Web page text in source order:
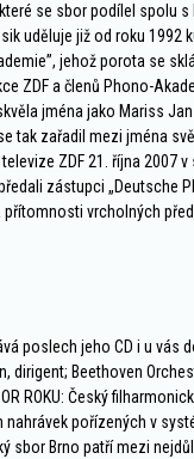
se sbor podílel spolu s
uděluje již od roku 1992
jehož porota se
ZDF a členů Phono-
jména jako Mariss
tak zařadil mezi jména
ZDF 21. října 2007
zástupci „Deutsche
vrcholných
poslech jeho CD i u vás
dirigent; Beethoven
ROKU: Český
pořízených v
sbor Brno patří mezi